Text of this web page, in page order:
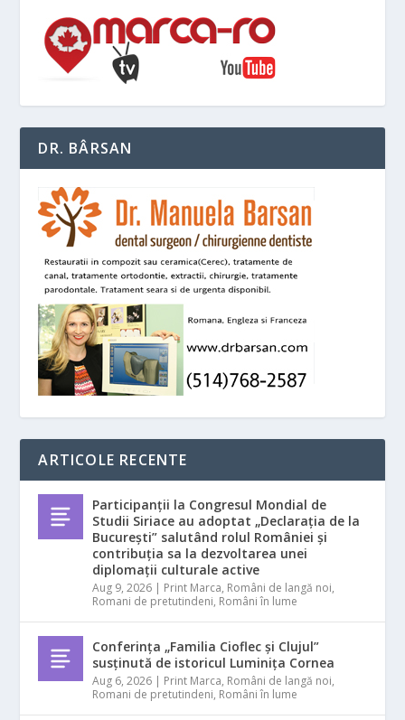
DR. BÂRSAN
ARTICOLE RECENTE
Participanții la Congresul Mondial de
Studii Siriace au adoptat „Declarația de la
București” salutând rolul României și
contribuția sa la dezvoltarea unei
diplomații culturale active
Aug 9, 2026 | Print Marca, Români de langă noi,
Romani de pretutindeni, Români în lume
Conferința „Familia Cioflec și Clujul”
susținută de istoricul Luminița Cornea
Aug 6, 2026 | Print Marca, Români de langă noi,
Romani de pretutindeni, Români în lume